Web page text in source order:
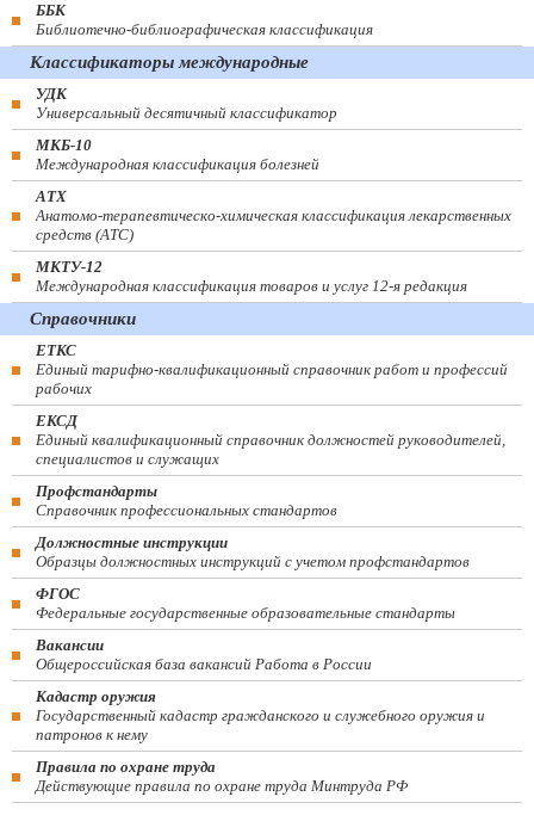
ББК
Библиотечно-библиографическая классификация
Классификаторы международные
УДК
Универсальный десятичный классификатор
МКБ-10
Международная классификация болезней
АТХ
Анатомо-терапевтическо-химическая классификация лекарственных
средств (ATC)
МКТУ-12
Международная классификация товаров и услуг 12-я редакция
Справочники
ЕТКС
Единый тарифно-квалификационный справочник работ и профессий
рабочих
ЕКСД
Единый квалификационный справочник должностей руководителей,
специалистов и служащих
Профстандарты
Справочник профессиональных стандартов
Должностные инструкции
Образцы должностных инструкций с учетом профстандартов
ФГОС
Федеральные государственные образовательные стандарты
Вакансии
Общероссийская база вакансий Работа в России
Кадастр оружия
Государственный кадастр гражданского и служебного оружия и
патронов к нему
Правила по охране труда
Действующие правила по охране труда Минтруда РФ